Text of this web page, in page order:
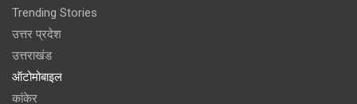
Trending Stories
उत्तर प्रदेश
उत्तराखंड
ऑटोमोबाइल
कांकेर